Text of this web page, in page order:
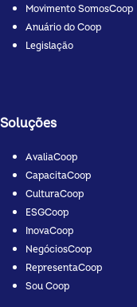
Movimento SomosCoop
Anuário do Coop
Legislação
Soluções
AvaliaCoop
CapacitaCoop
CulturaCoop
ESGCoop
InovaCoop
NegóciosCoop
RepresentaCoop
Sou Coop